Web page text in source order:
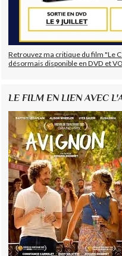
Retrouvez ma critique du film "Le
désormais disponible en DVD et
LE FILM EN LIEN AVEC